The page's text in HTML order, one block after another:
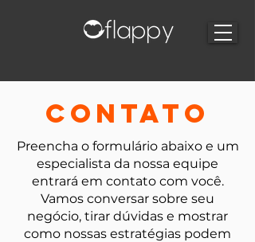
CONTATO
Preencha o formulário abaixo e um
especialista da nossa equipe
entrará em contato com você.
Vamos conversar sobre seu
negócio, tirar dúvidas e mostrar
como nossas estratégias podem